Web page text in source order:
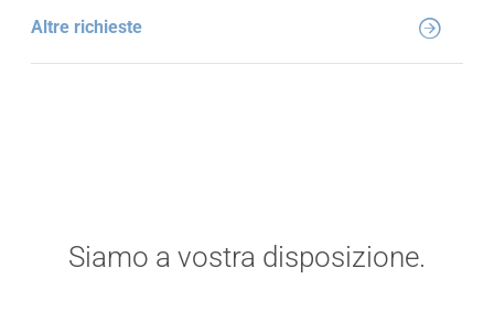
Altre richieste
Siamo a vostra disposizione.